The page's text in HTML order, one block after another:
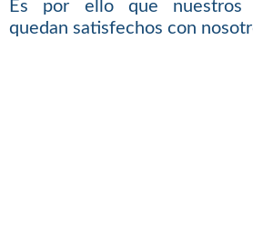
Es por ello que nuestros
quedan satisfechos con